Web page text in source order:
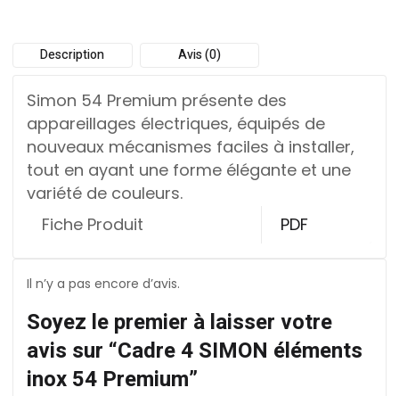
Description Avis (0)
Simon 54 Premium présente des
appareillages électriques, équipés de
nouveaux mécanismes faciles à installer,
tout en ayant une forme élégante et une
variété de couleurs.
Fiche Produit
PDF
Il n’y a pas encore d’avis.
Soyez le premier à laisser votre
avis sur “Cadre 4 SIMON éléments
inox 54 Premium”